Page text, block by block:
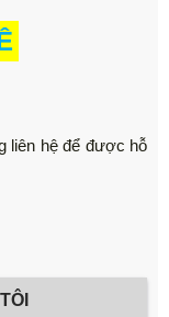
liên hệ để được hỗ